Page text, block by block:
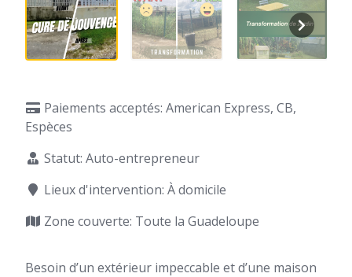
Paiements acceptés: American Express, CB,
Espèces
Statut: Auto-entrepreneur
Lieux d'intervention: À domicile
Zone couverte: Toute la Guadeloupe
Besoin d’un extérieur impeccable et d’une maison